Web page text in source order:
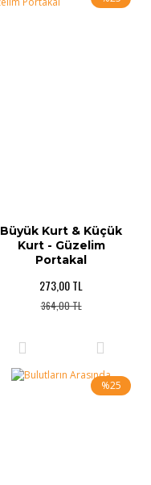
Büyük Kurt & Küçük
Kurt - Güzelim
Portakal
273,00 TL
364,00 TL
%25